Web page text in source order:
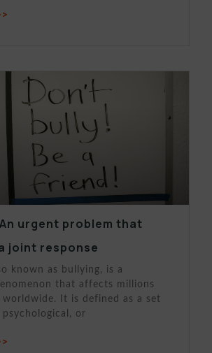
urgent problem that
joint response
known as bullying, is a
that affects millions
It is defined as a set
or